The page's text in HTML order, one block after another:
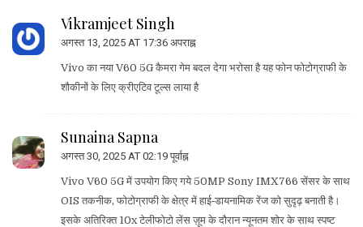
Vikramjeet Singh
अगस्त 13, 2025 AT 17:36 अपराह्न
Vivo का नया V60 5G कैमरा गेम बदल देगा भरोसा है यह फोन फोटोग्राफी के
शौकीनों के लिए क्रीएटिव टूल्स लाया है
Sunaina Sapna
अगस्त 30, 2025 AT 02:19 पूर्वाह्न
Vivo V60 5G में उपयोग किए गये 50MP Sony IMX766 सेंसर के साथ
OIS तकनीक, फोटोग्राफी के क्षेत्र में हाई‑डायनामिक रेंज को सुदृढ़ बनाती है।
इसके अतिरिक्त 10x टेलीफोटो लेंस ज़ूम के दौरान न्यूनतम शोर के साथ स्पष्ट